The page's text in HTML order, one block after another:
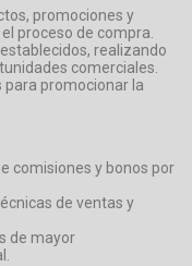
promociones y
proceso de compra.
realizando
comerciales.
para promocionar la
comisiones y bonos por
de ventas y
de mayor